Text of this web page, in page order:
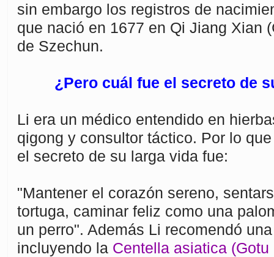
sin embargo los registros de
que nació en 1677 en Qi Jiang Xian
de Szechun.
¿Pero cuál fue el secreto de
Li era un médico entendido en
qigong y consultor táctico. Por lo
el secreto de su larga vida fue:
"Mantener el corazón sereno,
tortuga, caminar feliz como una
un perro". Además Li recomendó
incluyendo la Centella asiatica (Gotu